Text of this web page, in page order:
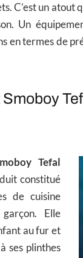
C’est un atout
Un
en termes de
Tefal
constitué
de cuisine
Elle
au fur et
ses plinthes